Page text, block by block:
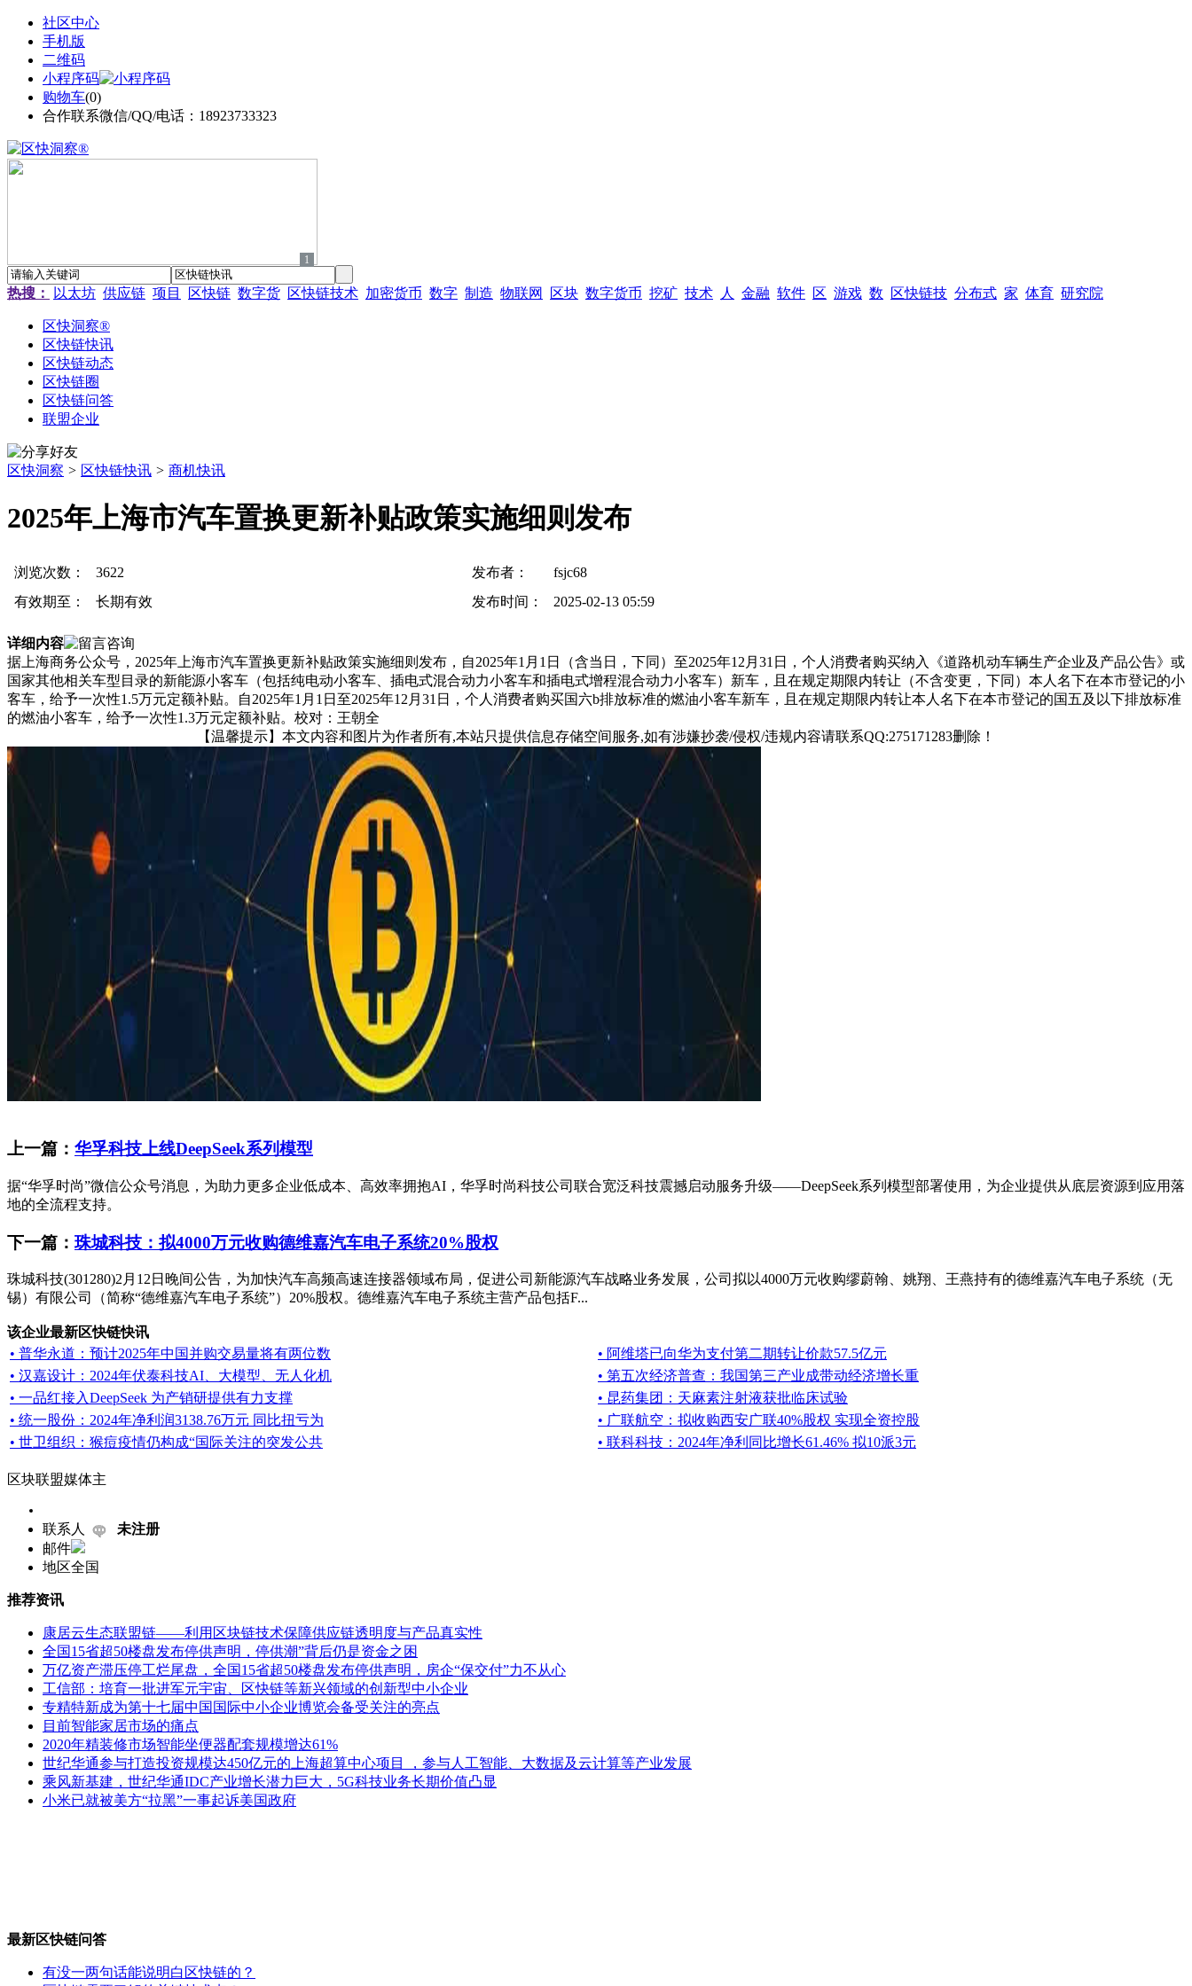
社区中心
手机版
二维码
小程序码
购物车(0)
合作联系微信/QQ/电话：18923733323
1
热搜： 以太坊 供应链 项目 区快链 数字货 区快链技术 加密货币 数字 制造 物联网 区块 数字货币 挖矿 技术 人 金融 软件 区 游戏 数 区快链技 分布式 家 体育 研究院
区快洞察®
区快链快讯
区快链动态
区快链圈
区快链问答
联盟企业
区快洞察 > 区快链快讯 > 商机快讯
2025年上海市汽车置换更新补贴政策实施细则发布
浏览次数： 3622 发布者：
fsjc68
有效期至：
长期有效 发布时间： 2025-02-13 05:59
详细内容
据上海商务公众号，2025年上海市汽车置换更新补贴政策实施细则发布，自2025年1月1日（含当日，下同）至2025年12月31日，个人消费者购买纳入《道路机动车辆生产企业及产品公告》或
国家其他相关车型目录的新能源小客车（包括纯电动小客车、插电式混合动力小客车和插电式增程混合动力小客车）新车，且在规定期限内转让（不含变更，下同）本人名下在本市登记的小
客车，给予一次性1.5万元定额补贴。自2025年1月1日至2025年12月31日，个人消费者购买国六b排放标准的燃油小客车新车，且在规定期限内转让本人名下在本市登记的国五及以下排放标准
的燃油小客车，给予一次性1.3万元定额补贴。校对：王朝全
【温馨提示】本文内容和图片为作者所有,本站只提供信息存储空间服务,如有涉嫌抄袭/侵权/违规内容请联系QQ:275171283删除！
上一篇： 华孚科技上线DeepSeek系列模型
据“华孚时尚”微信公众号消息，为助力更多企业低成本、高效率拥抱AI，华孚时尚科技公司联合宽泛科技震撼启动服务升级——DeepSeek系列模型部署使用，为企业提供从底层资源到应用落
地的全流程支持。
下一篇： 珠城科技：拟4000万元收购德维嘉汽车电子系统20%股权
珠城科技(301280)2月12日晚间公告，为加快汽车高频高速连接器领域布局，促进公司新能源汽车战略业务发展，公司拟以4000万元收购缪蔚翰、姚翔、王燕持有的德维嘉汽车电子系统（无
锡）有限公司（简称“德维嘉汽车电子系统”）20%股权。德维嘉汽车电子系统主营产品包括F...
该企业最新区快链快讯
• 普华永道：预计2025年中国并购交易量将有两位数
• 阿维塔已向华为支付第二期转让价款57.5亿元
• 汉嘉设计：2024年伏泰科技AI、大模型、无人化机
• 第五次经济普查：我国第三产业成带动经济增长重
• 一品红接入DeepSeek 为产销研提供有力支撑
• 昆药集团：天麻素注射液获批临床试验
• 统一股份：2024年净利润3138.76万元 同比扭亏为
• 广联航空：拟收购西安广联40%股权 实现全资控股
• 世卫组织：猴痘疫情仍构成“国际关注的突发公共
• 联科科技：2024年净利同比增长61.46% 拟10派3元
区块联盟媒体主
联系人
未注册
邮件
地区全国
推荐资讯
康居云生态联盟链——利用区块链技术保障供应链透明度与产品真实性
全国15省超50楼盘发布停供声明，停供潮”背后仍是资金之困
万亿资产滞压停工烂尾盘，全国15省超50楼盘发布停供声明，房企“保交付”力不从心
工信部：培育一批进军元宇宙、区快链等新兴领域的创新型中小企业
专精特新成为第十七届中国国际中小企业博览会备受关注的亮点
目前智能家居市场的痛点
2020年精装修市场智能坐便器配套规模增达61%
世纪华通参与打造投资规模达450亿元的上海超算中心项目 ，参与人工智能、大数据及云计算等产业发展
乘风新基建，世纪华通IDC产业增长潜力巨大，5G科技业务长期价值凸显
小米已就被美方“拉黑”一事起诉美国政府
最新区快链问答
有没一两句话能说明白区快链的？